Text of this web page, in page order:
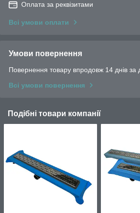
Оплата за реквізитами
Всі умови оплати
Умови повернення
Повернення товару впродовж 14 днів за
Всі умови повернення
Подібні товари компанії